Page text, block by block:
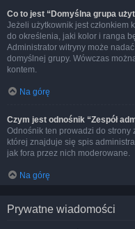
Co to jest “Domyślna grupa
Jeżeli użytkownik jest członkiem
do określenia, jaki kolor i ranga
Administrator witryny może
domyślnej grupy. Wówczas
kontem.
Na górę
Czym jest odnośnik “Zespół
Odnośnik ten prowadzi do
której znajduje się spis
jak fora przez nich moderowane.
Na górę
Prywatne wiadomości